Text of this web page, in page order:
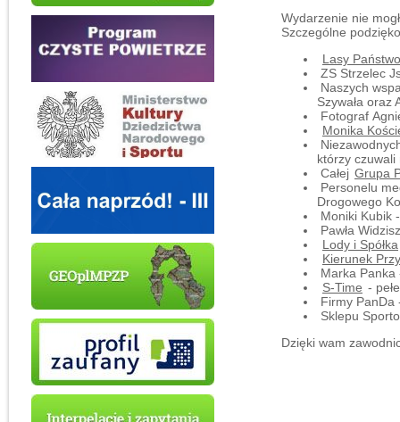
Wydarzenie nie
Szczególne
Lasy
ZS Strzelec
Naszych
Szywała oraz
Fotograf
Monika
którzy
Całej Grupa
Personelu
Drogowego
Moniki Kubik
Pawła
Lody i Spółka
Kierunek
Marka
S-Time -
Firmy PanDa
Sklepu
Dzięki wam